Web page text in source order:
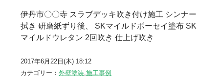
伊丹市〇〇寺 スラブデッキ吹き付け施工 シンナー
拭き 研磨紙ずり後、 SKマイルドボーセイ塗布 SK
マイルドウレタン 2回吹き 仕上げ吹き
2017年6月22日(木) 18:12
カテゴリー：外壁塗装,施工事例